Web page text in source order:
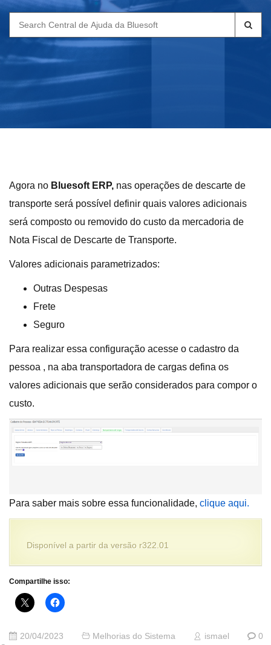
Search
for:
Agora no Bluesoft ERP, nas operações de descarte de
transporte será possível definir quais valores adicionais
será composto ou removido do custo da mercadoria de
Nota Fiscal de Descarte de Transporte.
Valores adicionais parametrizados:
Outras Despesas
Frete
Seguro
Para realizar essa configuração acesse o cadastro da
pessoa , na aba transportadora de cargas defina os
valores adicionais que serão considerados para compor o
custo.
Para saber mais sobre essa funcionalidade, clique aqui.
Disponível a partir da versão r322.01
Compartilhe isso:
20/04/2023 Melhorias do Sistema ismael
0